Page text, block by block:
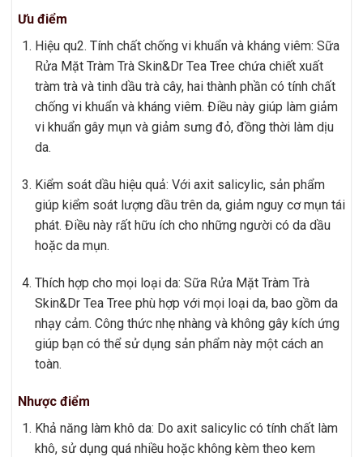
Ưu điểm
Hiệu qu2. Tính chất chống vi khuẩn và kháng viêm: Sữa
Rửa Mặt Tràm Trà Skin&Dr Tea Tree chứa chiết xuất
tràm trà và tinh dầu trà cây, hai thành phần có tính chất
chống vi khuẩn và kháng viêm. Điều này giúp làm giảm
vi khuẩn gây mụn và giảm sưng đỏ, đồng thời làm dịu
da.
Kiểm soát dầu hiệu quả: Với axit salicylic, sản phẩm
giúp kiểm soát lượng dầu trên da, giảm nguy cơ mụn tái
phát. Điều này rất hữu ích cho những người có da dầu
hoặc da mụn.
Thích hợp cho mọi loại da: Sữa Rửa Mặt Tràm Trà
Skin&Dr Tea Tree phù hợp với mọi loại da, bao gồm da
nhạy cảm. Công thức nhẹ nhàng và không gây kích ứng
giúp bạn có thể sử dụng sản phẩm này một cách an
toàn.
Nhược điểm
Khả năng làm khô da: Do axit salicylic có tính chất làm
khô, sử dụng quá nhiều hoặc không kèm theo kem